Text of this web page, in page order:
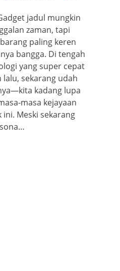
jadul mungkin
zaman, tapi
paling keren
bangga. Di tengah
yang super cepat
sekarang udah
kadang lupa
masa kejayaan
Meski sekarang